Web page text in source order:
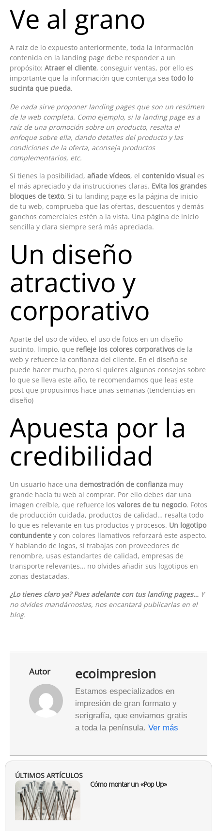
Ve al grano
A raíz de lo expuesto anteriormente, toda la información
contenida en la landing page debe responder a un
propósito: Atraer el cliente, conseguir ventas, por ello es
importante que la información que contenga sea todo lo
sucinta que pueda.
De nada sirve proponer landing pages que son un resúmen
de la web completa. Como ejemplo, si la landing page es a
raíz de una promoción sobre un producto, resalta el
enfoque sobre ella, dando detalles del producto y las
condiciones de la oferta, aconseja productos
complementarios, etc.
Si tienes la posibilidad, añade vídeos, el contenido visual es
el más apreciado y da instrucciones claras. Evita los grandes
bloques de texto. Si tu landing page es la página de inicio
de tu web, comprueba que las ofertas, descuentos y demás
ganchos comerciales estén a la vista. Una página de inicio
sencilla y clara siempre será más apreciada.
Un diseño
atractivo y
corporativo
Aparte del uso de vídeo, el uso de fotos en un diseño
sucinto, limpio, que refleje los colores corporativos de la
web y refuerce la confianza del cliente. En el diseño se
puede hacer mucho, pero si quieres algunos consejos sobre
lo que se lleva este año, te recomendamos que leas este
post que propusimos hace unas semanas (tendencias en
diseño)
Apuesta por la
credibilidad
Un usuario hace una demostración de confianza muy
grande hacia tu web al comprar. Por ello debes dar una
imagen creíble, que refuerce los valores de tu negocio. Fotos
de producción cuidada, productos de calidad… resalta todo
lo que es relevante en tus productos y procesos. Un logotipo
contundente y con colores llamativos reforzará este aspecto.
Y hablando de logos, si trabajas con proveedores de
renombre, usas estandartes de calidad, empresas de
transporte relevantes… no olvides añadir sus logotipos en
zonas destacadas.
¿Lo tienes claro ya? Pues adelante con tus landing pages… Y
no olvides mandárnoslas, nos encantará publicarlas en el
blog.
Autor ecoimpresion
Estamos especializados en
impresión de gran formato y
serigrafía, que enviamos gratis
a toda la península. Ver más
ÚLTIMOS ARTÍCULOS
Cómo montar un «Pop Up»